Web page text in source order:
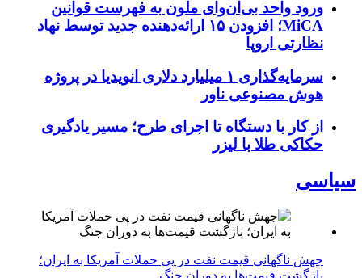
ورود واحد بی‌ان‌وای ملون به فهرست قوانین
MiCA؛ افزودن ۱۵ ارائه‌دهنده جدید توسط نهاد
نظارتی اروپا
سرمایه‌گذاری ۱ میلیارد دلاری انویدیا در پروژه
هوش مصنوعی ناور
از کار با دستگاه تا اجرای طرح؛ مسیر یادگیری
حکاکی طلا با لیزر
سیاسی
جهش ناگهانی قیمت نفت در پی حملات آمریکا به ایران؛